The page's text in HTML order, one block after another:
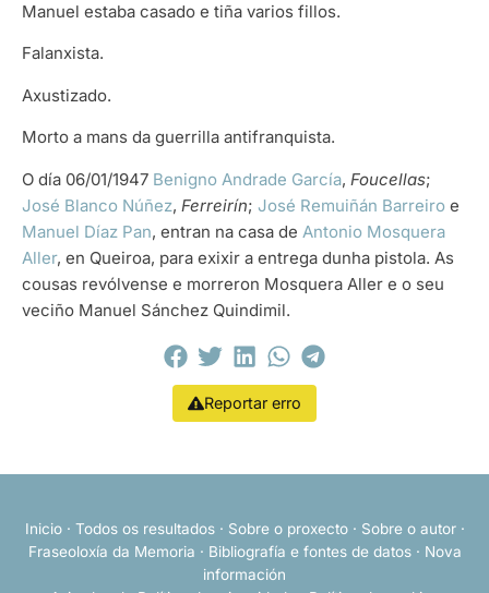
Manuel estaba casado e tiña varios fillos.
Falanxista.
Axustizado.
Morto a mans da guerrilla antifranquista.
O día 06/01/1947 Benigno Andrade García, Foucellas;
José Blanco Núñez, Ferreirín; José Remuiñán Barreiro e
Manuel Díaz Pan, entran na casa de Antonio Mosquera
Aller, en Queiroa, para exixir a entrega dunha pistola. As
cousas revólvense e morreron Mosquera Aller e o seu
veciño Manuel Sánchez Quindimil.
Reportar erro
Inicio· Todos os resultados· Sobre o proxecto· Sobre o autor·
Fraseoloxía da Memoria · Bibliografía e fontes de datos· Nova
información